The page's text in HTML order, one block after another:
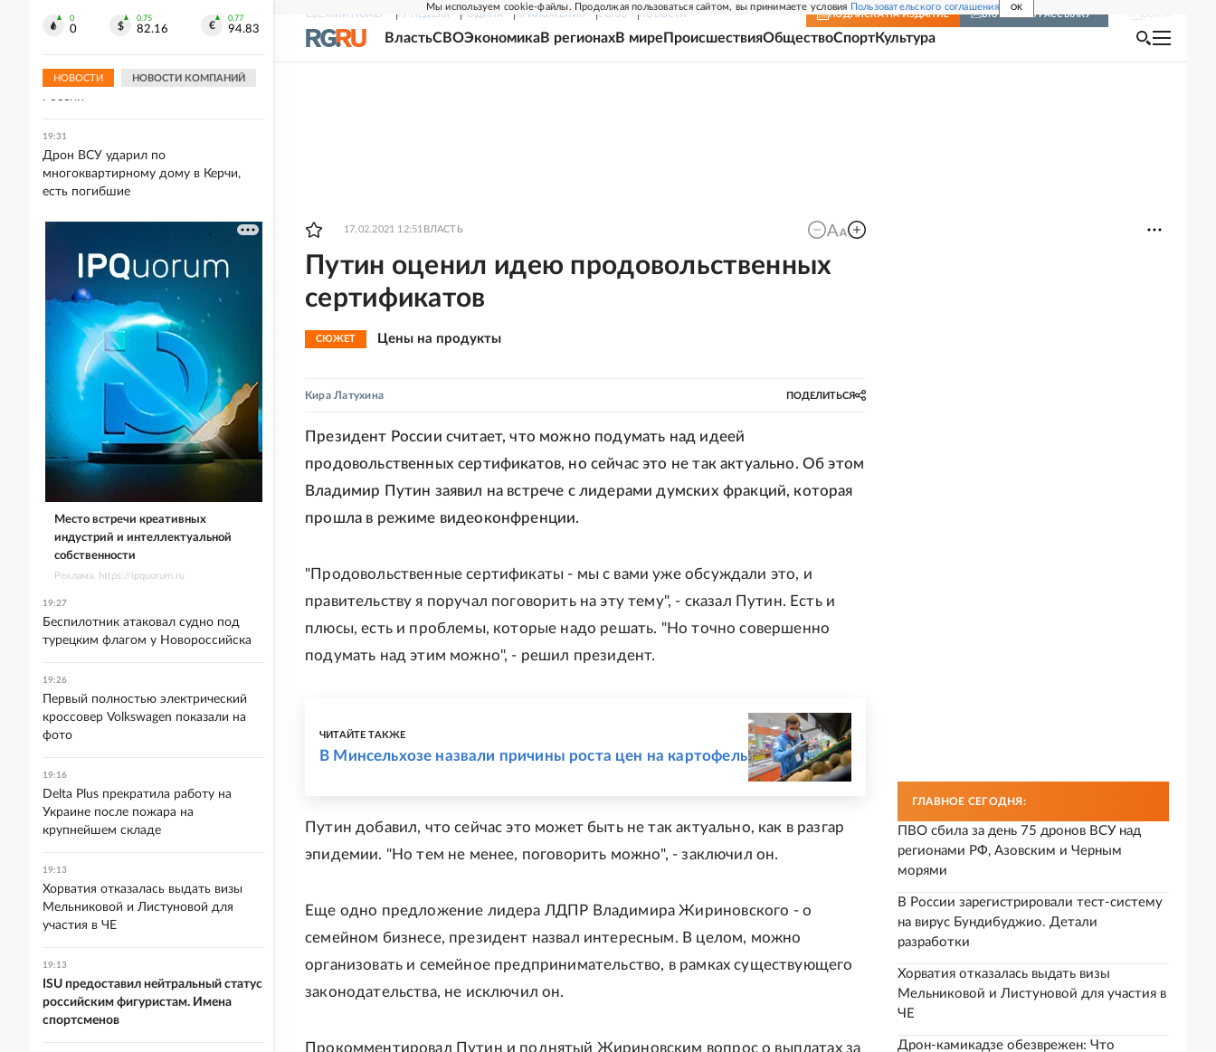
Мы используем cookie-файлы. Продолжая пользоваться сайтом, вы принимаете условия Пользовательского соглашения OK
СВЕЖИЙ НОМЕР РГ-НЕДЕЛЯ РОДИНА ПРИЛОЖЕНИЯ СОЮЗ НОВОСТИ ПОДПИСКА НА ИЗДАНИЕ ВКЛЮЧИТЬ РАССЫЛКУ
ВластьСВОЭкономикаВ регионахВ мире ПроисшествияОбществоСпортКультура
17.02.2021 12:51 ВЛАСТЬ
Путин оценил идею продовольственных
сертификатов
СЮЖЕТ Цены на продукты
Кира Латухина ПОДЕЛИТЬСЯ
Президент России считает, что можно подумать над идеей
продовольственных сертификатов, но сейчас это не так актуально. Об этом
Владимир Путин заявил на встрече с лидерами думских фракций, которая
прошла в режиме видеоконфренции.
"Продовольственные сертификаты - мы с вами уже обсуждали это, и
правительству я поручал поговорить на эту тему", - сказал Путин. Есть и
плюсы, есть и проблемы, которые надо решать. "Но точно совершенно
подумать над этим можно", - решил президент.
ЧИТАЙТЕ ТАКЖЕ
В Минсельхозе назвали причины роста цен на картофель
Путин добавил, что сейчас это может быть не так актуально, как в разгар
эпидемии. "Но тем не менее, поговорить можно", - заключил он.
Еще одно предложение лидера ЛДПР Владимира Жириновского - о
семейном бизнесе, президент назвал интересным. В целом, можно
организовать и семейное предпринимательство, в рамках существующего
законодательства, не исключил он.
Прокомментировал Путин и поднятый Жириновским вопрос о выплатах за
ГЛАВНОЕ СЕГОДНЯ:
ПВО сбила за день 75 дронов ВСУ над
регионами РФ, Азовским и Черным
морями
В России зарегистрировали тест-систему
на вирус Бундибуджио. Детали
разработки
Хорватия отказалась выдать визы
Мельниковой и Листуновой для участия в
ЧЕ
Дрон-камикадзе обезврежен: Что
0
0
0.75
82.16
0.77
94.83
НОВОСТИ НОВОСТИ КОМПАНИЙ
использовании Starlink для ударов по
России
19:31
Дрон ВСУ ударил по
многоквартирному дому в Керчи,
есть погибшие
Место встречи креативных
индустрий и интеллектуальной
собственности
Реклама. https://ipquorum.ru
19:27
Беспилотник атаковал судно под
турецким флагом у Новороссийска
19:26
Первый полностью электрический
кроссовер Volkswagen показали на
фото
19:16
Delta Plus прекратила работу на
Украине после пожара на
крупнейшем складе
19:13
Хорватия отказалась выдать визы
Мельниковой и Листуновой для
участия в ЧЕ
19:13
ISU предоставил нейтральный статус
российским фигуристам. Имена
спортсменов